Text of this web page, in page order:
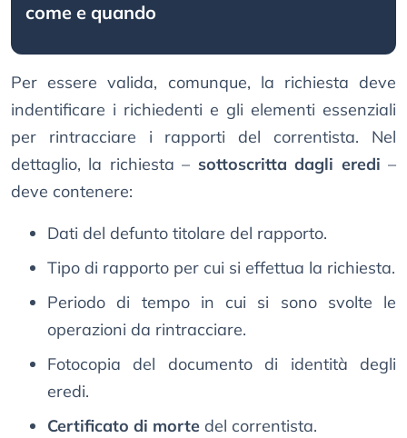
come e quando
Per essere valida, comunque, la richiesta deve
indentificare i richiedenti e gli elementi essenziali
per rintracciare i rapporti del correntista. Nel
dettaglio, la richiesta – sottoscritta dagli eredi –
deve contenere:
Dati del defunto titolare del rapporto.
Tipo di rapporto per cui si effettua la richiesta.
Periodo di tempo in cui si sono svolte le
operazioni da rintracciare.
Fotocopia del documento di identità degli
eredi.
Certificato di morte del correntista.